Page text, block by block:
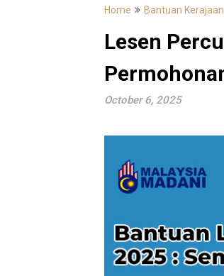
Home Bantuan Kerajaan
Lesen
October 6, 2025